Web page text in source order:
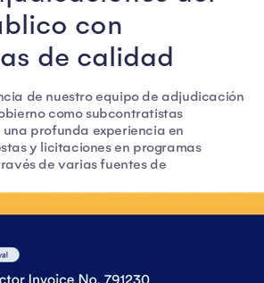
con
de calidad
de nuestro equipo de adjudicación
como subcontratistas
profunda experiencia en
y licitaciones en programas
de varias fuentes de